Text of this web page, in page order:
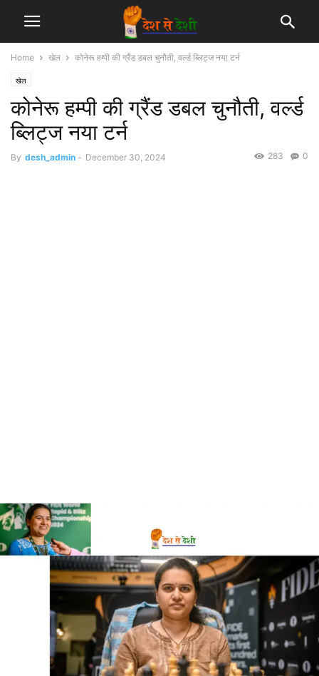
Home खेल कोनेरू हम्पी की ग्रैंड डबल चुनौती, वर्ल्ड ब्लिट्ज नया टर्न
खेल
कोनेरू हम्पी की ग्रैंड डबल चुनौती, वर्ल्ड
ब्लिट्ज नया टर्न
By desh_admin - December 30, 2024 0
283